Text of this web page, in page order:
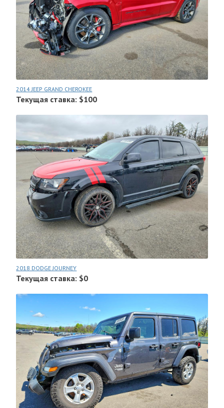
2014 JEEP GRAND CHEROKEE
Текущая ставка: $100
2018 DODGE JOURNEY
Текущая ставка: $0